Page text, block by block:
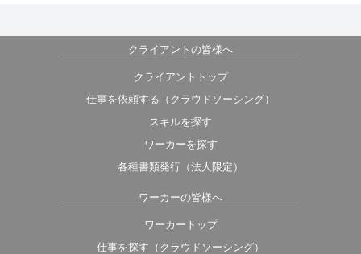
クライアントの皆様へ
クライアントトップ
仕事を依頼する（クラウドソーシング）
スキルを探す
ワーカーを探す
各種書類発行（法人限定）
ワーカーの皆様へ
ワーカートップ
仕事を探す（クラウドソーシング）